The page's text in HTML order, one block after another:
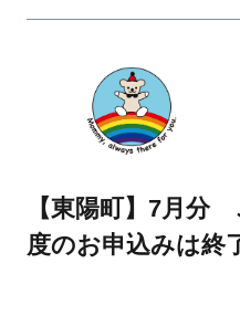
【東陽町】7月分
度のお申込みは終